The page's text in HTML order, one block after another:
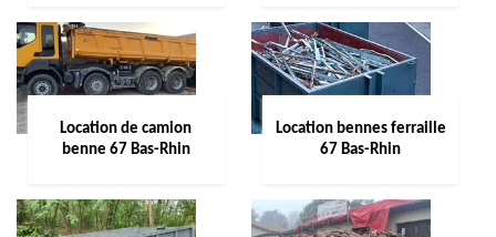
Location de camion
benne 67 Bas-Rhin
Location bennes ferraille
67 Bas-Rhin